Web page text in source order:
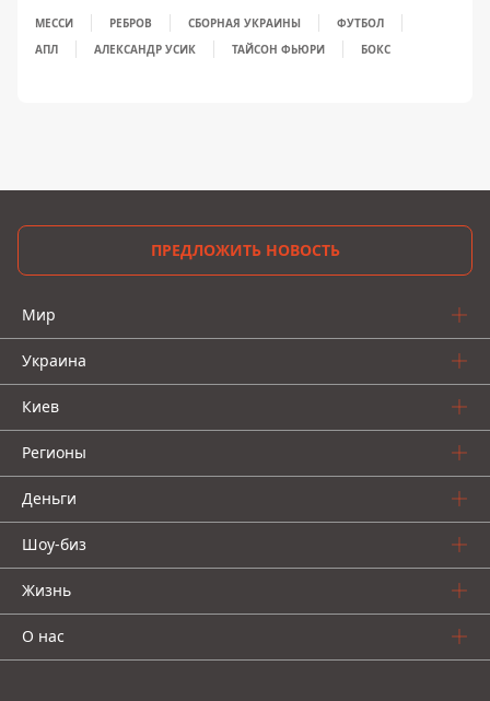
МЕССИ РЕБРОВ СБОРНАЯ УКРАИНЫ
ФУТБОЛ
АПЛ
АЛЕКСАНДР УСИК ТАЙСОН ФЬЮРИ БОКС
ПРЕДЛОЖИТЬ НОВОСТЬ
Мир
Украина
Киев
Регионы
Деньги
Шоу-биз
Жизнь
О нас